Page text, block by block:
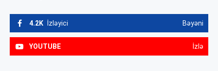
4.2K İzləyici Bəyəni
YOUTUBE İzlə